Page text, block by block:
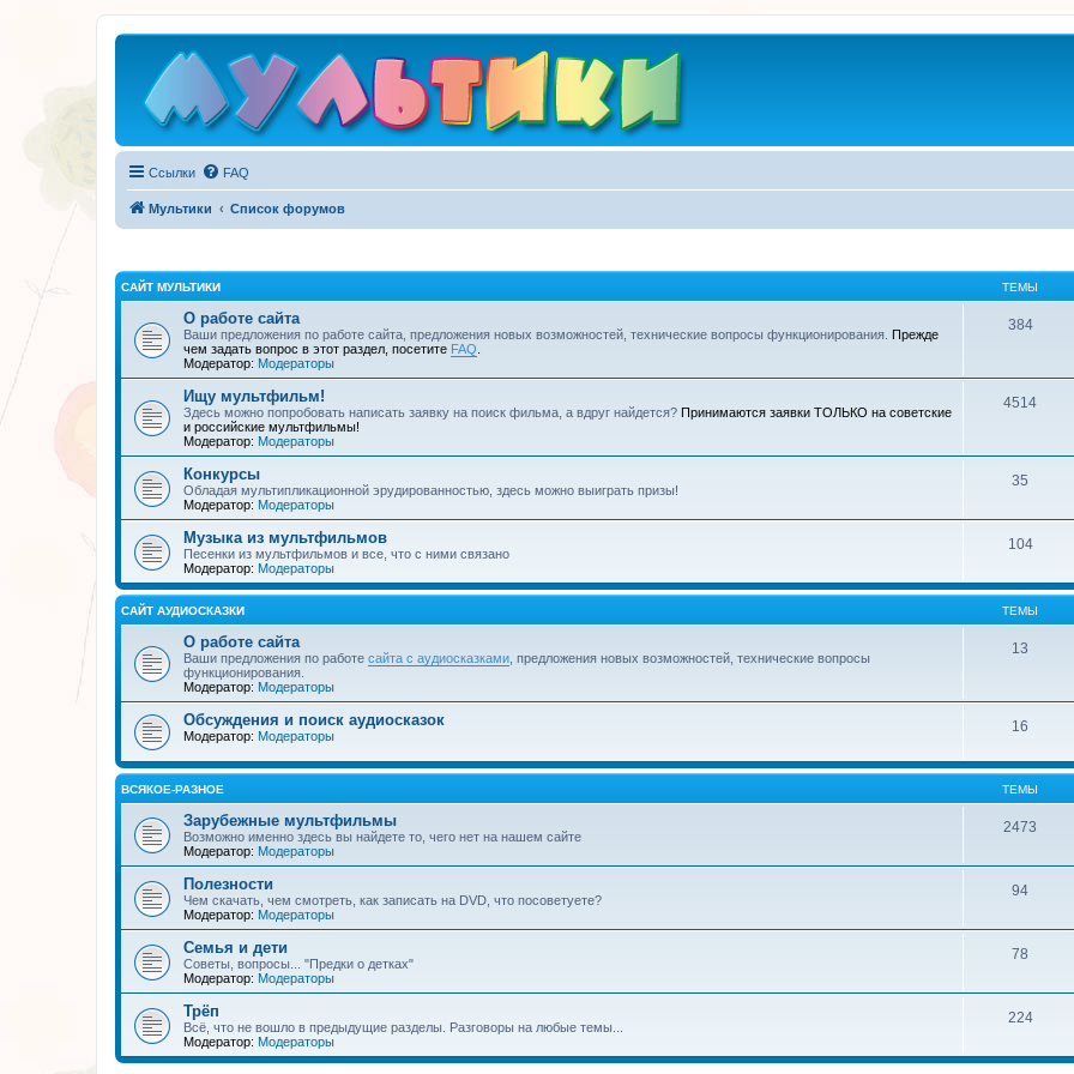
Ссылки FAQ
Мультики Список форумов
САЙТ МУЛЬТИКИ ТЕМЫ
О работе сайта
Ваши предложения по работе сайта, предложения новых возможностей, технические вопросы функционирования. Прежде
чем задать вопрос в этот раздел, посетите FAQ
Модератор: Модераторы
384
Ищу мультфильм!
Здесь можно попробовать написать заявку на поиск фильма, а вдруг найдется? Принимаются заявки ТОЛЬКО на советские
и российские мультфильмы!
Модератор: Модераторы
4514
Конкурсы
Обладая мультипликационной эрудированностью, здесь можно выиграть призы!
Модератор: Модераторы
35
Музыка из мультфильмов
Песенки из мультфильмов и все, что с ними связано
Модератор: Модераторы
104
САЙТ АУДИОСКАЗКИ ТЕМЫ
О работе сайта
Ваши предложения по работе сайта с аудиосказками , предложения новых возможностей, технические вопросы
функционирования.
Модератор: Модераторы
13
Обсуждения и поиск аудиосказок
Модератор: Модераторы
16
ВСЯКОЕ-РАЗНОЕ ТЕМЫ
Зарубежные мультфильмы
Возможно именно здесь вы найдете то, чего нет на нашем сайте
Модератор: Модераторы
2473
Полезности
Чем скачать, чем смотреть, как записать на DVD, что посоветуете?
Модератор: Модераторы
94
Семья и дети
Советы, вопросы... "Предки о детках"
Модератор: Модераторы
78
Трёп
Всё, что не вошло в предыдущие разделы. Разговоры на любые темы...
Модератор: Модераторы
224